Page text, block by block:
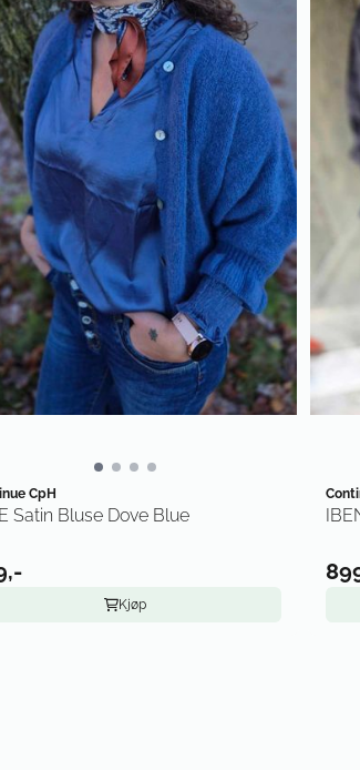
CpH
Satin Bluse Dove Blue
Kjøp